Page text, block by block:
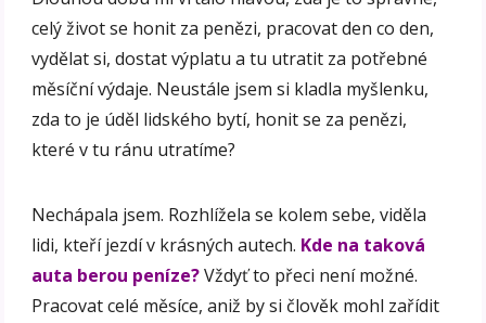
celý život se honit za penězi, pracovat den co den,
vydělat si, dostat výplatu a tu utratit za potřebné
měsíční výdaje. Neustále jsem si kladla myšlenku,
zda to je úděl lidského bytí, honit se za penězi,
které v tu ránu utratíme?
Nechápala jsem. Rozhlížela se kolem sebe, viděla
lidi, kteří jezdí v krásných autech. Kde na taková
auta berou peníze?Vždyť to přeci není možné.
Pracovat celé měsíce, aniž by si člověk mohl zařídit